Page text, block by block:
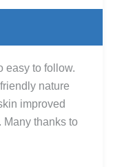
easy to follow.
nature
improved
Many thanks to